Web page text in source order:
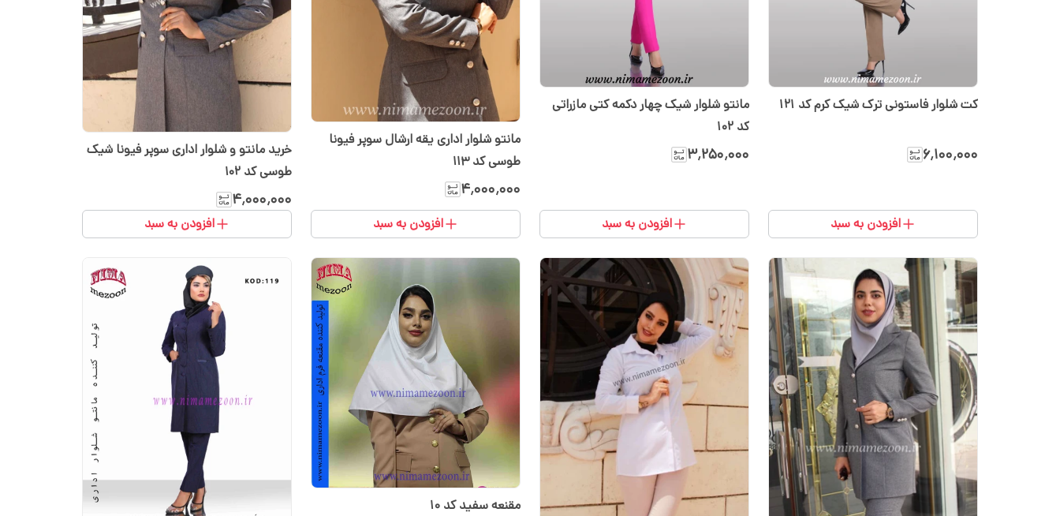
کت شلوار فاستونی ترک شیک کرم کد 121
۶٬۱۰۰٬۰۰۰
افزودن به سبد
مانتو شلوار شیک چهار دکمه کتی مازراتی
کد 102
۳٬۲۵۰٬۰۰۰
افزودن به سبد
مانتو شلوار اداری یقه ارشال سوپر فیونا
طوسی کد ۱۱۳
۴٬۰۰۰٬۰۰۰
افزودن به سبد
خرید مانتو و شلوار اداری سوپر فیونا شیک
طوسی کد ۱۰۲
۴٬۰۰۰٬۰۰۰
افزودن به سبد
مقنعه سفید کد 10